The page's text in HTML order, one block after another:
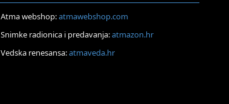
Atma webshop:atmawebshop.com
Snimke radionica i predavanja:atmazon.hr
Vedska renesansa:atmaveda.hr